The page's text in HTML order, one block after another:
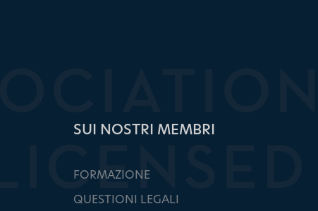
SUI NOSTRI MEMBRI
FORMAZIONE
QUESTIONI LEGALI